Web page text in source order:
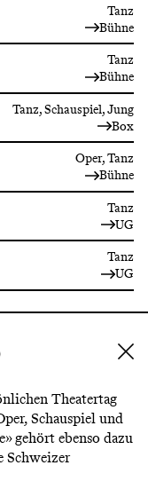
Tanz
Bühne
Tanz
Bühne
Tanz, Schauspiel, Jung
Box
Oper, Tanz
Bühne
Tanz
UG
Tanz
UG
Theatertag
Schauspiel und
gehört ebenso dazu
Schweizer